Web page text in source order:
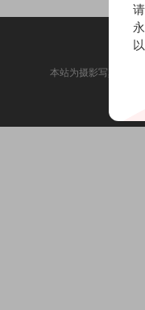
本站为摄影写真图片